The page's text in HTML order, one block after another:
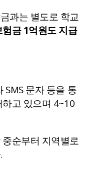
과는 별도로 학교
험금 1억원도 지급
SMS 문자 등을 통
고 있으며 4~10
순부터 지역별로